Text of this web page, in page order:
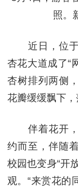
照。
近日，位于
杏花大道成了“
杏树排列两侧
花瓣缓缓飘下，
伴着花开，
约而至，伴随
校园也变身“开
观。“来赏花的